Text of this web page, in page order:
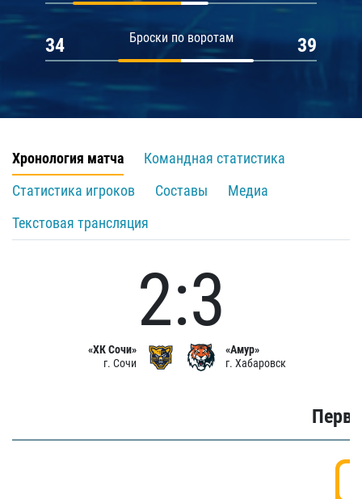
Броски по воротам
34 39
Хронология матча
Командная статистика
Статистика игроков
Составы
Медиа
Текстовая трансляция
«ХК Сочи»
г. Сочи
2:3
«Амур»
г. Хабаровск